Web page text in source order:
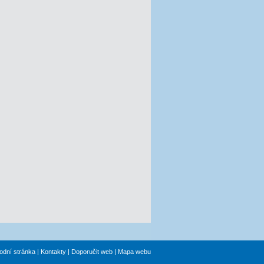
stránka | Kontakty | Doporučit web | Mapa webu